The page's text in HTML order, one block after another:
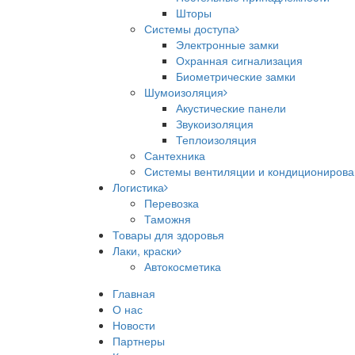
Шторы
Системы доступа
Электронные замки
Охранная сигнализация
Биометрические замки
Шумоизоляция
Акустические панели
Звукоизоляция
Теплоизоляция
Сантехника
Системы вентиляции и
Логистика
Перевозка
Таможня
Товары для здоровья
Лаки, краски
Автокосметика
Главная
О нас
Новости
Партнеры